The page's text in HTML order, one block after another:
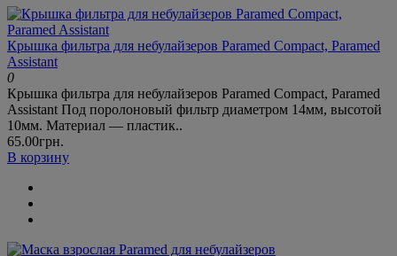
Крышка фильтра для небулайзеров Paramed Compact, Paramed
Assistant
0
Крышка фильтра для небулайзеров Paramed Compact, Paramed
Assistant Под поролоновый фильтр диаметром 14мм, высотой
10мм. Материал — пластик..
65.00грн.
В корзину